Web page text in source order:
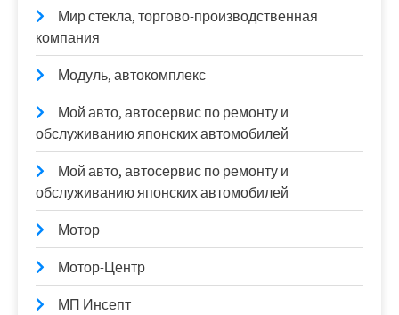
Мир стекла, торгово-производственная
компания
Модуль, автокомплекс
Мой авто, автосервис по ремонту и
обслуживанию японских автомобилей
Мой авто, автосервис по ремонту и
обслуживанию японских автомобилей
Мотор
Мотор-Центр
МП Инсепт